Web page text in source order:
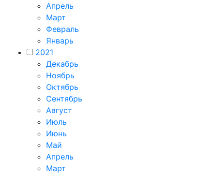
Апрель
Март
Февраль
Январь
2021
Декабрь
Ноябрь
Октябрь
Сентябрь
Август
Июль
Июнь
Май
Апрель
Март